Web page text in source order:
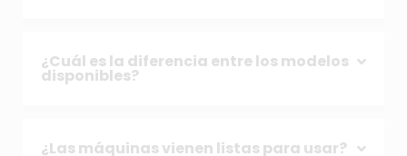
¿Cuál es la diferencia entre los modelos
disponibles?
¿Las máquinas vienen listas para usar?